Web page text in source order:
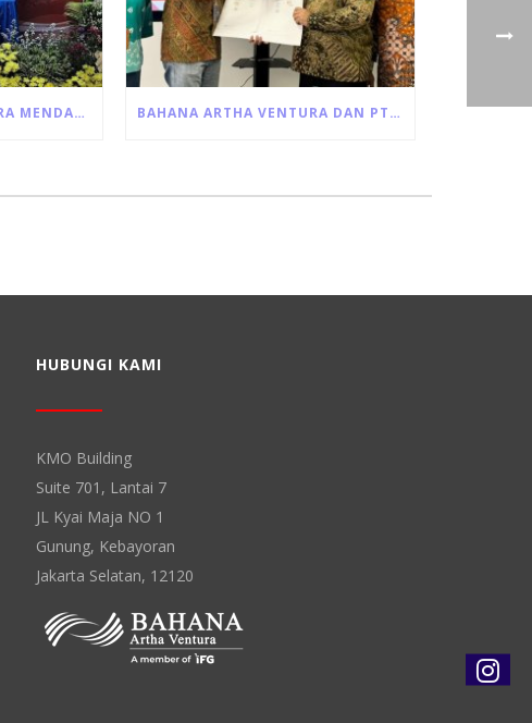
BAHANA ARTHA VENTURA MENDAPAT KEPERCAYAAN UNTUK PENYALURAN LANGSUNG PROGRAM ULTRA MIKRO DARI PEMERINTAH BAHANA ARTHA VENTURA DAN PT KLIRING PERDAGANGAN BERJANGKA INDONESIA JALIN KERJA SAMA PEMANFAATAN JASA LAYANAN RESI GUDANG
HUBUNGI KAMI
KMO Building
Suite 701, Lantai 7
JL Kyai Maja NO 1
Gunung, Kebayoran
Jakarta Selatan, 12120